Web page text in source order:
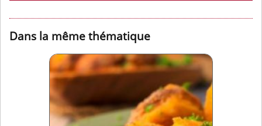
Dans la même thématique